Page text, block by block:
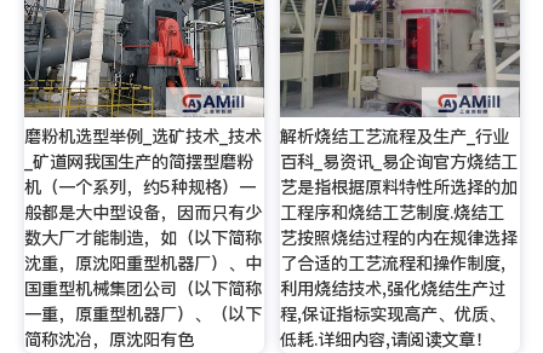
磨粉机选型举例_选矿技术_技术
_矿道网我国生产的简摆型磨粉
机（一个系列，约5种规格）一
般都是大中型设备，因而只有少
数大厂才能制造，如（以下简称
沈重，原沈阳重型机器厂）、中
国重型机械集团公司（以下简称
一重，原重型机器厂）、（以下
简称沈冶，原沈阳有色
解析烧结工艺流程及生产_行业
百科_易资讯_易企询官方烧结工
艺是指根据原料特性所选择的加
工程序和烧结工艺制度.烧结工
艺按照烧结过程的内在规律选择
了合适的工艺流程和操作制度,
利用烧结技术,强化烧结生产过
程,保证指标实现高产、优质、
低耗.详细内容,请阅读文章！